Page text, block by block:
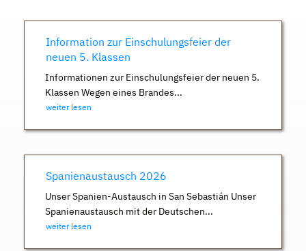
Information zur Einschulungsfeier der
neuen 5. Klassen
Informationen zur Einschulungsfeier der neuen 5.
Klassen Wegen eines Brandes...
weiter lesen
Spanienaustausch 2026
Unser Spanien-Austausch in San Sebastián Unser
Spanienaustausch mit der Deutschen...
weiter lesen